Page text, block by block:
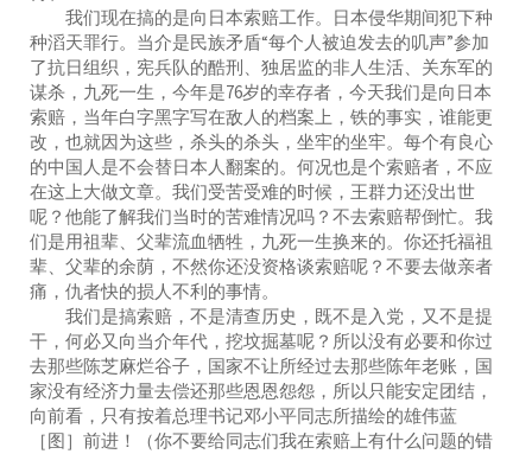
我们现在搞的是向日本索赔工作。日本侵华期间犯下种
种滔天罪行。当介是民族矛盾“每个人被迫发去的叽声”参加
了抗日组织，宪兵队的酷刑、独居监的非人生活、关东军的
谋杀，九死一生，今年是76岁的幸存者，今天我们是向日本
索赔，当年白字黑字写在敌人的档案上，铁的事实，谁能更
改，也就因为这些，杀头的杀头，坐牢的坐牢。每个有良心
的中国人是不会替日本人翻案的。何况也是个索赔者，不应
在这上大做文章。我们受苦受难的时候，王群力还没出世
呢？他能了解我们当时的苦难情况吗？不去索赔帮倒忙。我
们是用祖辈、父辈流血牺牲，九死一生换来的。你还托福祖
辈、父辈的余荫，不然你还没资格谈索赔呢？不要去做亲者
痛，仇者快的损人不利的事情。
我们是搞索赔，不是清查历史，既不是入党，又不是提
干，何必又向当介年代，挖坟掘墓呢？所以没有必要和你过
去那些陈芝麻烂谷子，国家不让所经过去那些陈年老账，国
家没有经济力量去偿还那些恩恩怨怨，所以只能安定团结，
向前看，只有按着总理书记邓小平同志所描绘的雄伟蓝
［图］前进！（你不要给同志们我在索赔上有什么问题的错